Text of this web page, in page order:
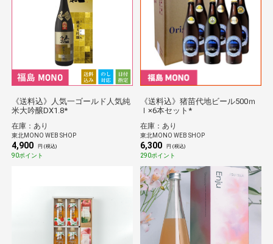
《送料込》人気一ゴールド人気純
米大吟醸DX1.8*
在庫：あり
東北MONO WEB SHOP
4,900 円 (税込)
90ポイント
《送料込》猪苗代地ビール500ｍ
ｌ×6本セット*
在庫：あり
東北MONO WEB SHOP
6,300 円 (税込)
290ポイント